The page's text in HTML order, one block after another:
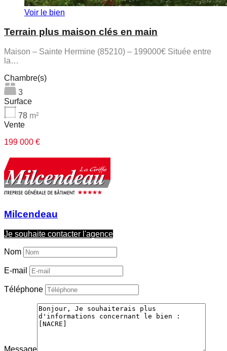
Voir le bien
Terrain plus maison clés en main
Maison – Sainte Hermine (85210) – 199000€ Située entre
la…
Chambre(s)
3
Surface
78 m²
Vente
199 000 €
Milcendeau
Je souhaite contacter l'agence
Nom
E-mail
Téléphone
Message